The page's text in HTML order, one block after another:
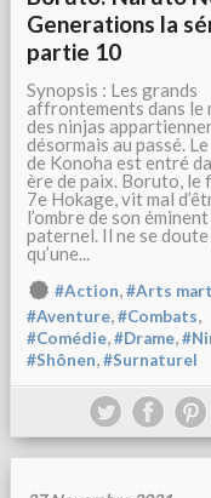
Generations la
partie 10
Synopsis : Les grands
affrontements dans le
des ninjas
désormais au passé.
de Konoha est entré
ère de paix. Boruto, le
7e Hokage, vit mal
l’ombre de son éminent
paternel. Il ne se doute
qu’une...
#Action,#Arts
#Aventure,#Combats,
#Comédie,#Drame,
#Shônen,#Surnaturel